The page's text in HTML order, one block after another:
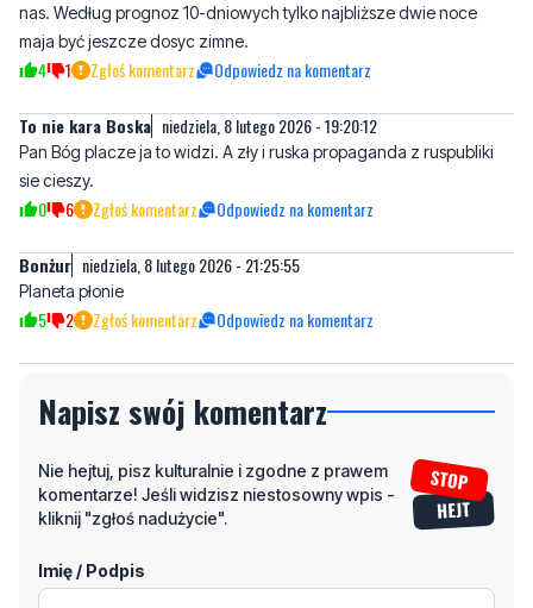
To nie kara Boska niedziela, 8 lutego 2026 - 19:20:12
Pan Bóg placze ja to widzi. A zły i ruska propaganda z ruspubliki
0 6 Zgłoś komentarz Odpowiedz na komentarz
Bonżur niedziela, 8 lutego 2026 - 21:25:55
Planeta płonie
Napisz swój komentarz
komentarze! Jeśli widzisz niestosowny wpis -
kliknij "zgłoś nadużycie".
Imię / Podpis
Odpowiedz